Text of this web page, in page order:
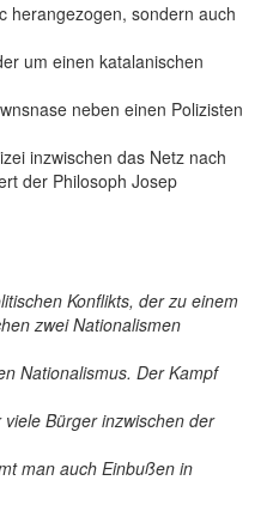
herangezogen, sondern auch
um einen katalanischen
neben einen Polizisten
inzwischen das Netz nach
der Philosoph Josep
Konflikts, der zu einem
zwei Nationalismen
Nationalismus. Der Kampf
Bürger inzwischen der
man auch Einbußen in